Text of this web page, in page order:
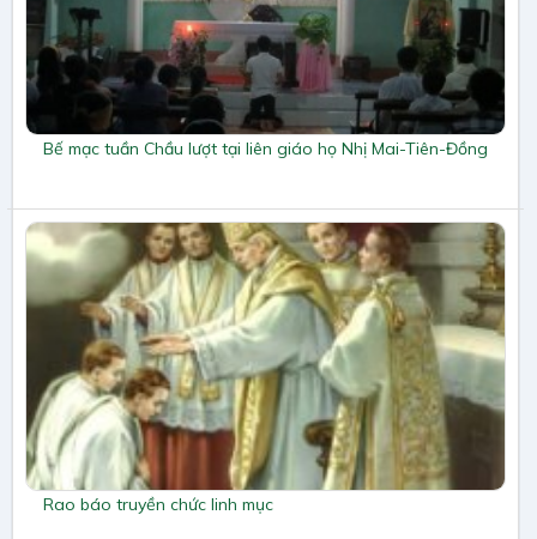
Bế mạc tuần Chầu lượt tại liên giáo họ Nhị Mai-Tiên-Đồng
Rao báo truyền chức linh mục